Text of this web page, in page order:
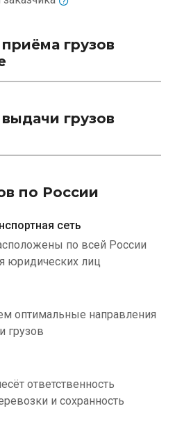
грузов
грузов
по России
сеть
по всей России
юридических лиц
оптимальные направления
грузов
ответственность
и сохранность